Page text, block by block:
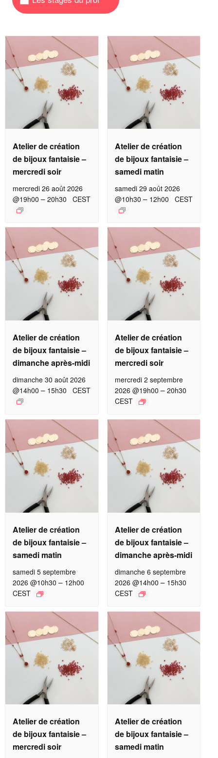
Atelier de création
de bijoux fantaisie –
mercredi soir
mercredi 26 août 2026
@19h00 –20h30 CEST
Atelier de création
de bijoux fantaisie –
samedi matin
samedi 29 août 2026
@10h30 – 12h00 CEST
Atelier de création
de bijoux fantaisie –
dimanche après-midi
dimanche 30 août 2026
@14h00 – 15h30 CEST
Atelier de création
de bijoux fantaisie –
mercredi soir
mercredi 2 septembre
2026 @19h00 – 20h30
CEST
Atelier de création
de bijoux fantaisie –
samedi matin
samedi 5 septembre
2026 @10h30 – 12h00
CEST
Atelier de création
de bijoux fantaisie –
dimanche après-midi
dimanche 6 septembre
2026 @14h00 – 15h30
CEST
Atelier de création
de bijoux fantaisie –
mercredi soir
Atelier de création
de bijoux fantaisie –
samedi matin